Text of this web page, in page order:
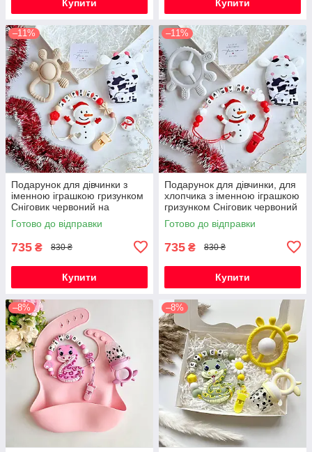
Купити Купити
–11%
Подарунок для дівчинки з
іменною іграшкою гризунком
Сніговик червоний на
Новорічні свята
Готово до відправки
735 ₴ 830 ₴
Купити
–11%
Подарунок для дівчинки, для
хлопчика з іменною іграшкою
гризунком Сніговик червоний
на Новорічні свята
Готово до відправки
735 ₴ 830 ₴
Купити
–8% –8%